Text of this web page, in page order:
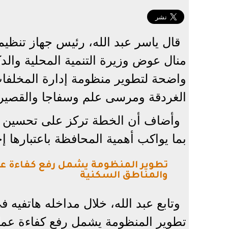
قال ياسر عبد الله، رئيس جهاز
منال عوض وزيرة التنمية المحلية
واضحة لتطوير منظومة إدارة
الغردقة ومرسى علم وسفاجا
وأضاف أن الخطة تركز على تحسين
بما يواكب أهمية المحافظة
تطوير المنظومة يشمل رفع كفاءة
والمناطق السكنية
وتابع عبد الله، خلال مداخله
تطوير المنظومة يشمل رفع كفاءة